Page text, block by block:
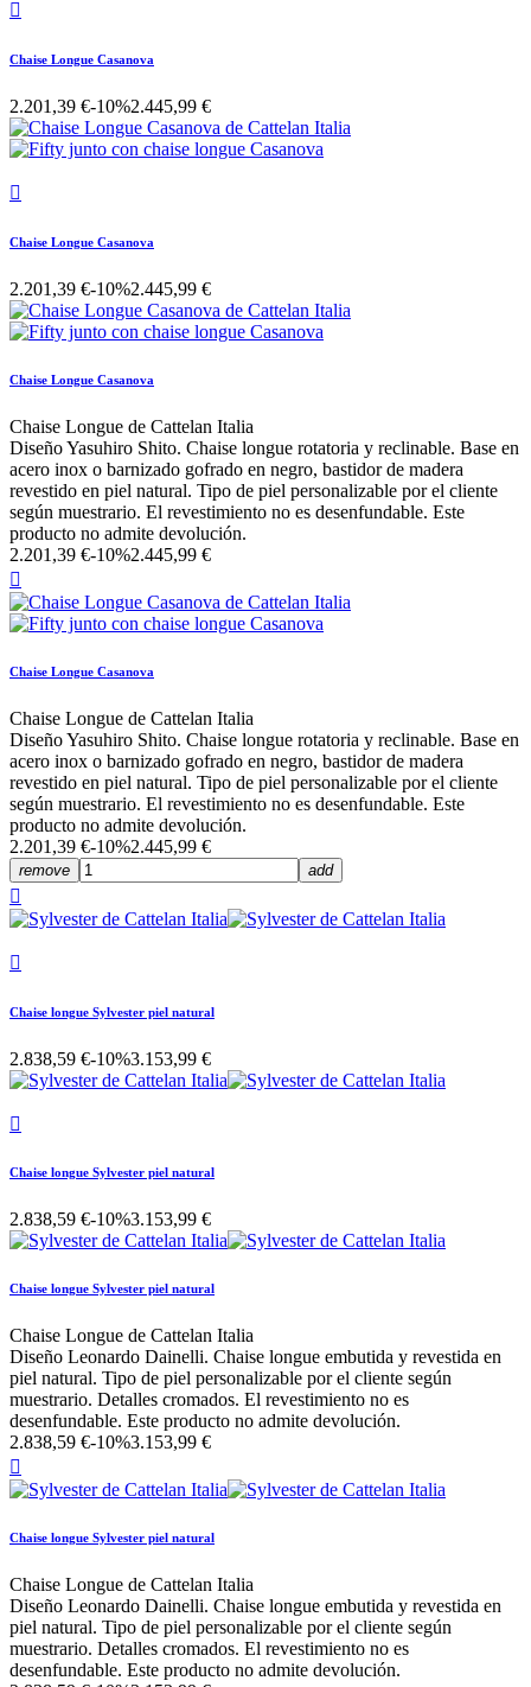

Chaise Longue Casanova
2.201,39 €-10%2.445,99 €

Chaise Longue Casanova
2.201,39 €-10%2.445,99 €
Chaise Longue Casanova
Chaise Longue de Cattelan Italia
Diseño Yasuhiro Shito. Chaise longue rotatoria y reclinable. Base en
acero inox o barnizado gofrado en negro, bastidor de madera
revestido en piel natural. Tipo de piel personalizable por el cliente
según muestrario. El revestimiento no es desenfundable. Este
producto no admite devolución.
2.201,39 €-10%2.445,99 €

Chaise Longue Casanova
Chaise Longue de Cattelan Italia
Diseño Yasuhiro Shito. Chaise longue rotatoria y reclinable. Base en
acero inox o barnizado gofrado en negro, bastidor de madera
revestido en piel natural. Tipo de piel personalizable por el cliente
según muestrario. El revestimiento no es desenfundable. Este
producto no admite devolución.
2.201,39 €-10%2.445,99 €
remove add


Chaise longue Sylvester piel natural
2.838,59 €-10%3.153,99 €

Chaise longue Sylvester piel natural
2.838,59 €-10%3.153,99 €
Chaise longue Sylvester piel natural
Chaise Longue de Cattelan Italia
Diseño Leonardo Dainelli. Chaise longue embutida y revestida en
piel natural. Tipo de piel personalizable por el cliente según
muestrario. Detalles cromados. El revestimiento no es
desenfundable. Este producto no admite devolución.
2.838,59 €-10%3.153,99 €

Chaise longue Sylvester piel natural
Chaise Longue de Cattelan Italia
Diseño Leonardo Dainelli. Chaise longue embutida y revestida en
piel natural. Tipo de piel personalizable por el cliente según
muestrario. Detalles cromados. El revestimiento no es
desenfundable. Este producto no admite devolución.